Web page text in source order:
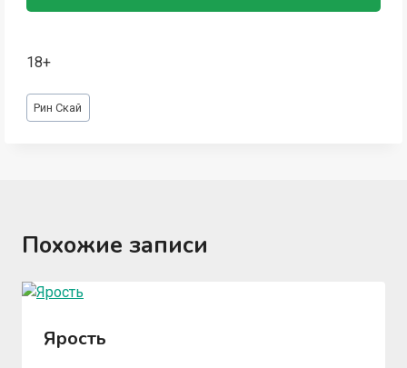
18+
Метки
записи:
Рин Скай
Похожие записи
Ярость